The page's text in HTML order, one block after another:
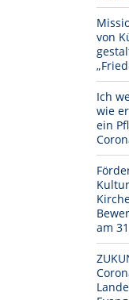
von
Ich
wie
ein
am